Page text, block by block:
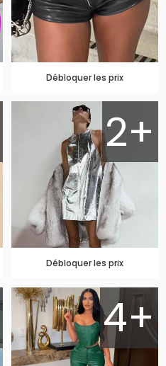
Débloquer les prix
2+
Débloquer les prix
4+